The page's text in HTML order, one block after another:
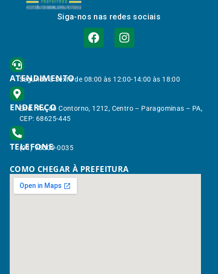
Siga-nos nas redes sociais
ATENDIMENTO
Segunda à Sexta de 08:00 às 12:00-14:00 às 18:00
ENDEREÇO
End.: Av. do Contorno, 1212, Centro – Paragominas – PA,
CEP: 68625-445
TELEFONE
(91) 98309-0035
COMO CHEGAR À PREFEITURA